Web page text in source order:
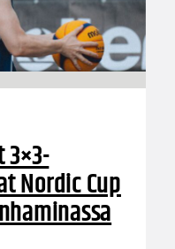
Nordic Cup